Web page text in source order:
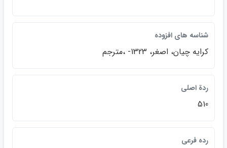
شناسه هاي افزوده
كرايه چيان، اصغر، 1323- ،مترجم
ردة اصلي
510
رده فرعي